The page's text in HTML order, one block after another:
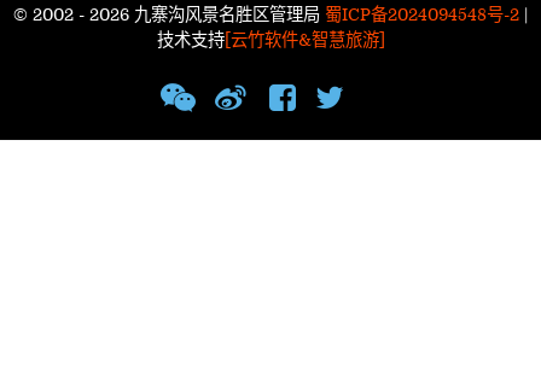
© 2002 - 2026 九寨沟风景名胜区管理局 蜀ICP备2024094548号-2 |
技术支持[云竹软件&智慧旅游]